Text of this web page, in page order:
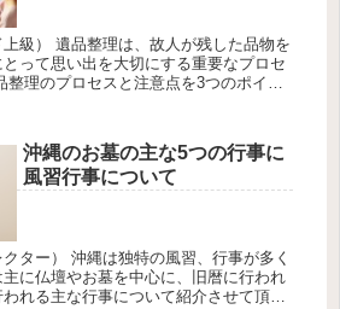
級） 遺品整理は、故人が残した品物を
って思い出を大切にする重要なプロセ
整理のプロセスと注意点を3つのポイン
沖縄のお墓の主な5つの行事に
風習行事について
ター） 沖縄は独特の風習、行事が多く
に仏壇やお墓を中心に、旧暦に行われ
れる主な行事について紹介させて頂き